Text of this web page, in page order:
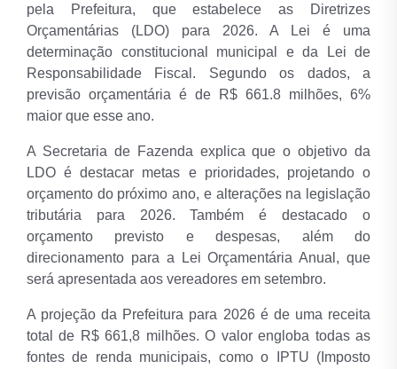
pela Prefeitura, que estabelece as Diretrizes
Orçamentárias (LDO) para 2026. A Lei é uma
determinação constitucional municipal e da Lei de
Responsabilidade Fiscal. Segundo os dados, a
previsão orçamentária é de R$ 661.8 milhões, 6%
maior que esse ano.
A Secretaria de Fazenda explica que o objetivo da
LDO é destacar metas e prioridades, projetando o
orçamento do próximo ano, e alterações na legislação
tributária para 2026. Também é destacado o
orçamento previsto e despesas, além do
direcionamento para a Lei Orçamentária Anual, que
será apresentada aos vereadores em setembro.
A projeção da Prefeitura para 2026 é de uma receita
total de R$ 661,8 milhões. O valor engloba todas as
fontes de renda municipais, como o IPTU (Imposto